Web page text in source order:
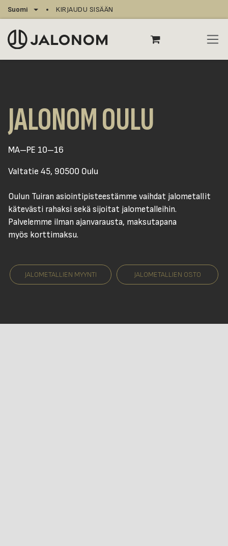
Siirry sisältöön
Suomi KIRJAUDU SISÄÄN
JALONOM OULU
MA–PE 10–16
Valtatie 45, 90500 Oulu
Oulun Tuiran asiointipisteestämme vaihdat jalometallit
kätevästi rahaksi sekä sijoitat jalometalleihin.
Palvelemme ilman ajanvarausta, maksutapana
myös korttimaksu.
JALOMETALLIEN MYYNTI JALOMETALLIEN OSTO